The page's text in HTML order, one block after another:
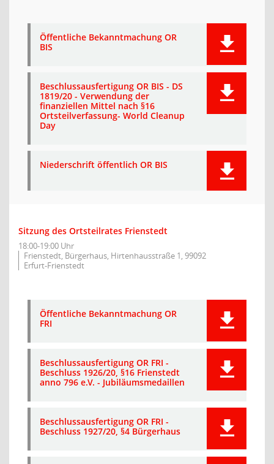
Öffentliche Bekanntmachung OR
BIS
Beschlussausfertigung OR BIS - DS
1819/20 - Verwendung der
finanziellen Mittel nach §16
Ortsteilverfassung- World Cleanup
Day
Niederschrift öffentlich OR BIS
Sitzung des Ortsteilrates Frienstedt
18:00-19:00 Uhr
Frienstedt, Bürgerhaus, Hirtenhausstraße 1, 99092
Erfurt-Frienstedt
Öffentliche Bekanntmachung OR
FRI
Beschlussausfertigung OR FRI -
Beschluss 1926/20, §16 Frienstedt
anno 796 e.V. - Jubiläumsmedaillen
Beschlussausfertigung OR FRI -
Beschluss 1927/20, §4 Bürgerhaus